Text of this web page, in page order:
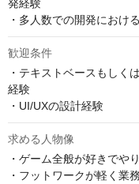
発経験
・多人数での開発におけ
歓迎条件
・テキストベースもしく
経験
・UI/UXの設計経験
求める人物像
・ゲーム全般が好きでや
・フットワークが軽く業